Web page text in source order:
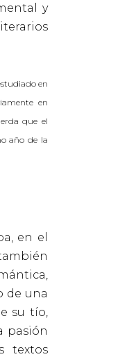
y
en
en
que el
año de la
en el
de una
su tío,
pasión
textos